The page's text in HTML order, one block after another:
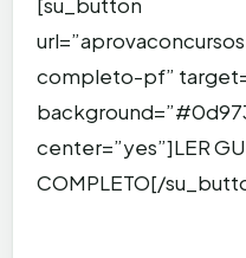
completo-pf”
center=”yes”]LER
COMPLETO[/